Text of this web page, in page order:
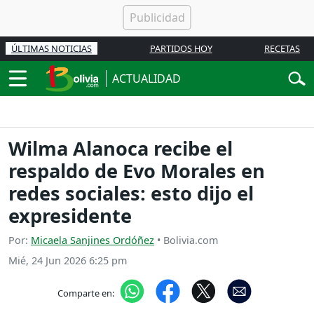
ÚLTIMAS NOTICIAS PARTIDOS HOY RECETAS
ACTUALIDAD
Wilma Alanoca recibe el
respaldo de Evo Morales en
redes sociales: esto dijo el
expresidente
Por: Micaela Sanjines Ordóñez • Bolivia.com
Mié, 24 Jun 2026 6:25 pm
Comparte en: